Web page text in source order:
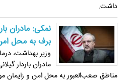
داشت.
نمکی: مادران
برف به محل
وزیر بهداشت،
مادران باردار
مناطق صعب‌العبور به محل امن و زایمان موفق ۶ مادر باردار